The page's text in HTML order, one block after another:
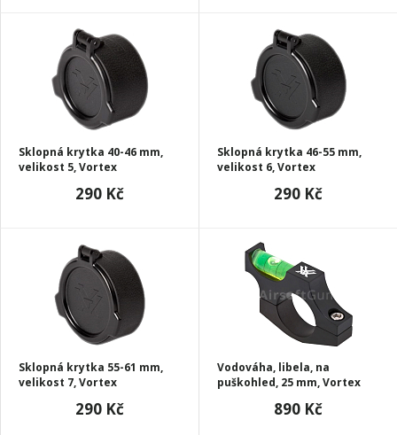
Sklopná krytka 40-46 mm,
velikost 5, Vortex
290 Kč
Sklopná krytka 46-55 mm,
velikost 6, Vortex
290 Kč
Sklopná krytka 55-61 mm,
velikost 7, Vortex
290 Kč
Vodováha, libela, na
puškohled, 25 mm, Vortex
890 Kč